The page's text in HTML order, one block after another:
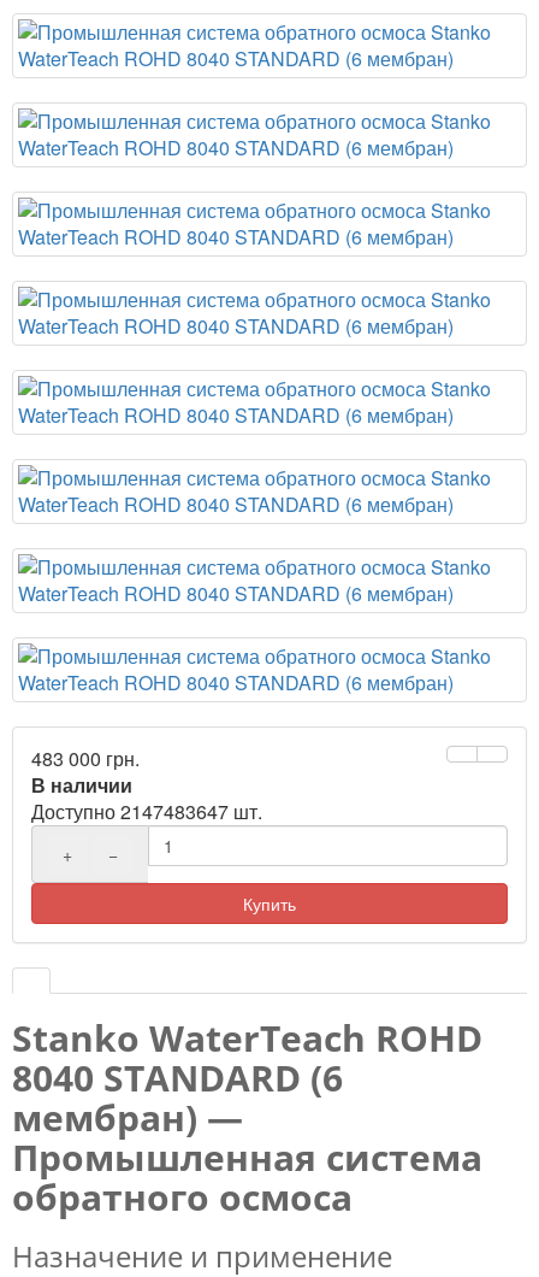
483 000 грн.
В наличии
Доступно 2147483647 шт.
+ −
Купить
Stanko WaterTeach ROHD
8040 STANDARD (6
мембран) —
Промышленная система
обратного осмоса
Назначение и применение